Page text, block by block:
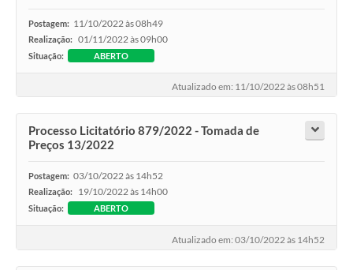
Postagem: 11/10/2022 às 08h49
Realização: 01/11/2022 às 09h00
Situação: ABERTO
Atualizado em: 11/10/2022 às 08h51
Processo Licitatório 879/2022 - Tomada de
Preços 13/2022
Postagem: 03/10/2022 às 14h52
Realização: 19/10/2022 às 14h00
Situação: ABERTO
Atualizado em: 03/10/2022 às 14h52